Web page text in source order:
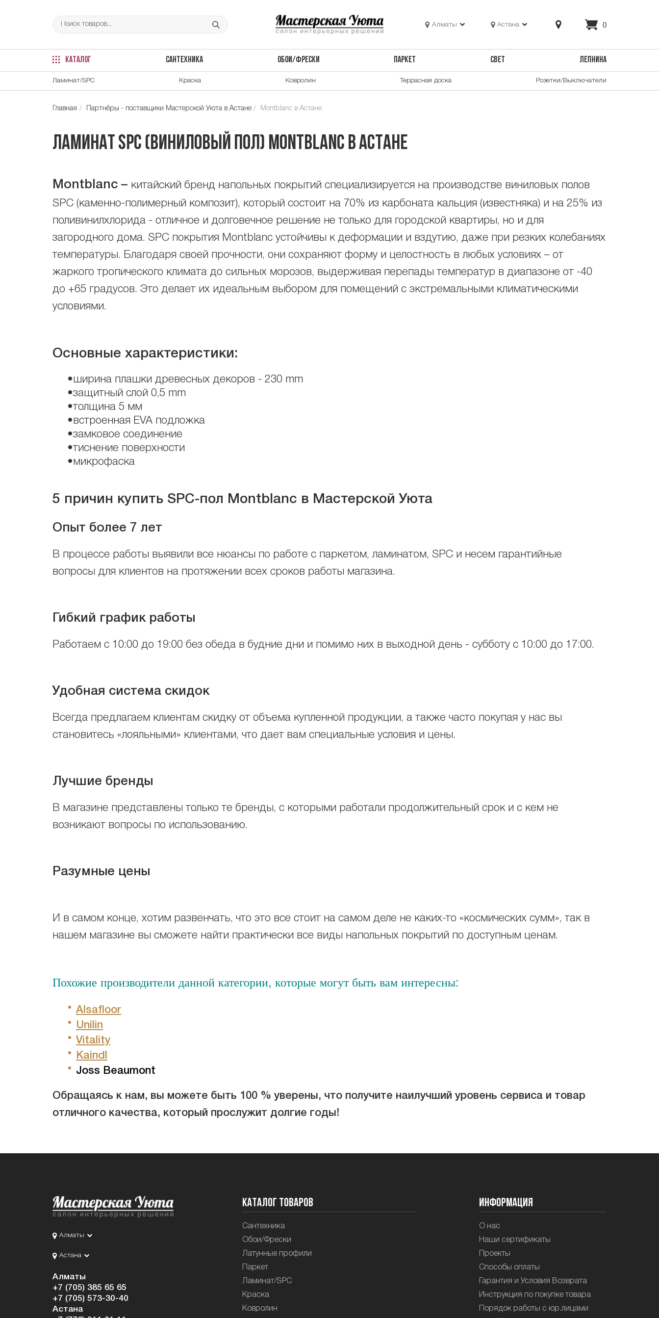
Алматы Астана 0
КАТАЛОГ САНТЕХНИКА ОБОИ/ФРЕСКИ ПАРКЕТ СВЕТ ЛЕПНИНА
Ламинат/SPC Краска Ковролин Террасная доска Розетки/Выключатели
Главная Партнёры - поставщики Мастерской Уюта в Астане Montblanc в Астане
Ламинат SPC (виниловый пол) Montblanc в Астане
Montblanc – китайский бренд напольных покрытий специализируется на производстве виниловых полов
SPC (каменно-полимерный композит), который состоит на 70% из карбоната кальция (известняка) и на 25% из
поливинилхлорида - отличное и долговечное решение не только для городской квартиры, но и для
загородного дома. SPC покрытия Montblanc устойчивы к деформации и вздутию, даже при резких колебаниях
температуры. Благодаря своей прочности, они сохраняют форму и целостность в любых условиях – от
жаркого тропического климата до сильных морозов, выдерживая перепады температур в диапазоне от -40
до +65 градусов. Это делает их идеальным выбором для помещений с экстремальными климатическими
условиями.
Основные характеристики:
•ширина плашки древесных декоров - 230 mm
•защитный слой 0,5 mm
•толщина 5 мм
•встроенная EVA подложка
•замковое соединение
•тиснение поверхности
•микрофаска
5 причин купить SPC-пол Montblanc в Мастерской Уюта
Опыт более 7 лет
В процессе работы выявили все нюансы по работе с паркетом, ламинатом, SPC и несем гарантийные
вопросы для клиентов на протяжении всех сроков работы магазина.
Гибкий график работы
Работаем с 10:00 до 19:00 без обеда в будние дни и помимо них в выходной день - субботу с 10:00 до 17:00.
Удобная система скидок
Всегда предлагаем клиентам скидку от объема купленной продукции, а также часто покупая у нас вы
становитесь «лояльными» клиентами, что дает вам специальные условия и цены.
Лучшие бренды
В магазине представлены только те бренды, с которыми работали продолжительный срок и с кем не
возникают вопросы по использованию.
Разумные цены
И в самом конце, хотим развенчать, что это все стоит на самом деле не каких-то «космических сумм», так в
нашем магазине вы сможете найти практически все виды напольных покрытий по доступным ценам.
Похожие производители данной категории, которые могут быть вам интересны:
Alsafloor
Unilin
Vitality
Kaindl
Joss Beaumont
Обращаясь к нам, вы можете быть 100 % уверены, что получите наилучший уровень сервиса и товар
отличного качества, который прослужит долгие годы!
Алматы
Астана
Алматы
+7 (705) 385 65 65
+7 (705) 573-30-40
Астана
Каталог товаров
Сантехника
Обои/Фрески
Латунные профили
Паркет
Ламинат/SPC
Краска
Ковролин
Информация
О нас
Наши сертификаты
Проекты
Способы оплаты
Гарантия и Условия Возврата
Инструкция по покупке товара
Порядок работы с юр.лицами